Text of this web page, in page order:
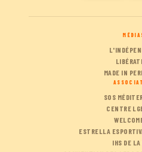
MADE IN
SOS
CENTRE
ESTRELLA
IHS DE LA